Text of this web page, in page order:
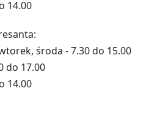
14.00
środa - 7.30 do 15.00
do 17.00
14.00